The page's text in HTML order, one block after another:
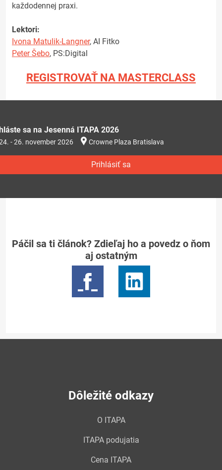
každodennej praxi.
Lektori:
Ivona Matulik-Langner, AI Fitko
Peter Šebo, PS:Digital
REGISTROVAŤ NA MASTERCLASS
sa na Jesenná ITAPA 2026
- 26. november 2026 Crowne Plaza Bratislava
Prihlásiť sa
Páčil sa ti článok? Zdieľaj ho a povedz o ňom
aj ostatným
Dôležité odkazy
O ITAPA
ITAPA podujatia
Cena ITAPA